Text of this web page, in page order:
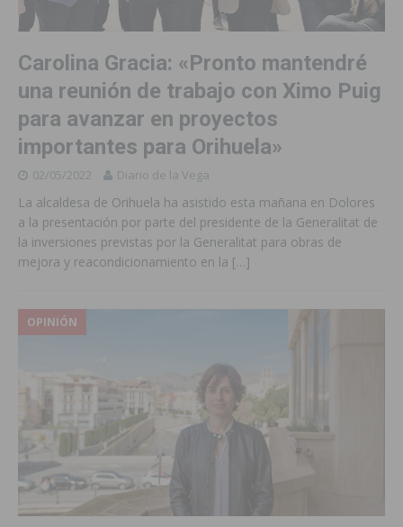
Carolina Gracia: «Pronto mantendré
una reunión de trabajo con Ximo Puig
para avanzar en proyectos
importantes para Orihuela»
02/05/2022 Diario de la Vega
La alcaldesa de Orihuela ha asistido esta mañana en Dolores
a la presentación por parte del presidente de la Generalitat de
la inversiones previstas por la Generalitat para obras de
mejora y reacondicionamiento en la […]
OPINIÓN